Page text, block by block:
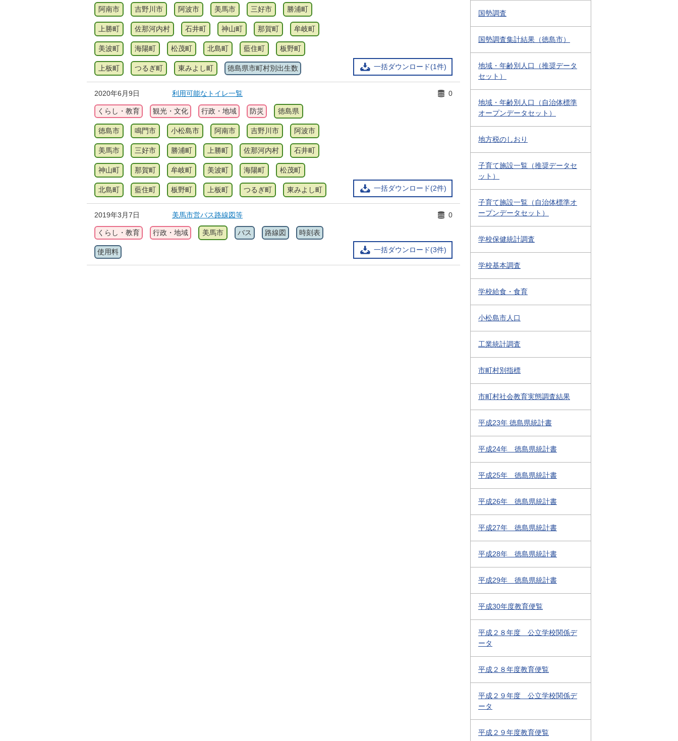
一括ダウンロード(1件)
阿南市 吉野川市 阿波市 美馬市 三好市 勝浦町
上勝町 佐那河内村 石井町 神山町 那賀町 牟岐町
美波町 海陽町 松茂町 北島町 藍住町 板野町
上板町 つるぎ町 東みよし町 徳島県市町村別出生数
2020年6月9日 利用可能なトイレ一覧
一括ダウンロード(2件)
0
くらし・教育 観光・文化 行政・地域 防災 徳島県
徳島市 鳴門市 小松島市 阿南市 吉野川市 阿波市
美馬市 三好市 勝浦町 上勝町 佐那河内村 石井町
神山町 那賀町 牟岐町 美波町 海陽町 松茂町
北島町 藍住町 板野町 上板町 つるぎ町 東みよし町
2019年3月7日 美馬市営バス路線図等
一括ダウンロード(3件)
0
くらし・教育 行政・地域 美馬市 バス 路線図 時刻表
使用料
国勢調査
国勢調査集計結果（徳島市）
地域・年齢別人口（推奨データ
セット）
地域・年齢別人口（自治体標準
オープンデータセット）
地方税のしおり
子育て施設一覧（推奨データセ
ット）
子育て施設一覧（自治体標準オ
ープンデータセット）
学校保健統計調査
学校基本調査
学校給食・食育
小松島市人口
工業統計調査
市町村別指標
市町村社会教育実態調査結果
平成23年 徳島県統計書
平成24年 徳島県統計書
平成25年 徳島県統計書
平成26年 徳島県統計書
平成27年 徳島県統計書
平成28年 徳島県統計書
平成29年 徳島県統計書
平成30年度教育便覧
平成２８年度 公立学校関係デ
ータ
平成２８年度教育便覧
平成２９年度 公立学校関係デ
ータ
平成２９年度教育便覧